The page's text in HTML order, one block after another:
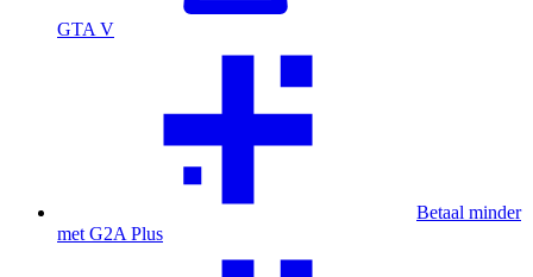
GTA V
Betaal minder
met G2A Plus